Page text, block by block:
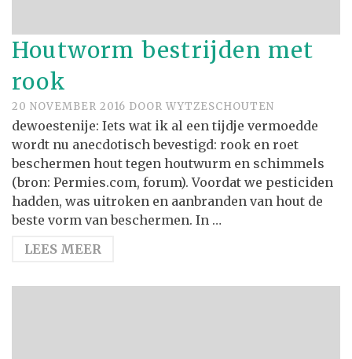
Houtworm bestrijden met
rook
20 NOVEMBER 2016 DOOR WYTZESCHOUTEN
dewoestenije: Iets wat ik al een tijdje vermoedde
wordt nu anecdotisch bevestigd: rook en roet
beschermen hout tegen houtwurm en schimmels
(bron: Permies.com, forum). Voordat we pesticiden
hadden, was uitroken en aanbranden van hout de
beste vorm van beschermen. In …
LEES MEER